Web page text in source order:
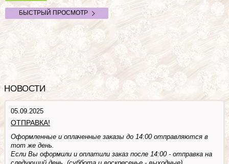
БЫСТРЫЙ ПРОСМОТР
НОВОСТИ
05.09.2025
ОТПРАВКА!
Оформленные и оплаченные заказы до 14:00 отправляются в
тот же день.
Если Вы оформили и оплатили заказ после 14:00 - отправка на